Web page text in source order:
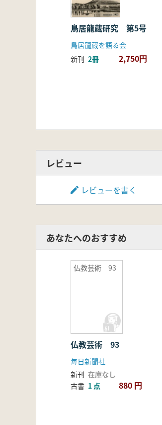
鳥居龍蔵研究 第5号
鳥居龍蔵を語る会
新刊 2冊 2,750円
レビュー
レビューを書く
あなたへのおすすめ
仏教芸術 93
仏教芸術 93
毎日新聞社
新刊 在庫なし
古書 1 点 880 円